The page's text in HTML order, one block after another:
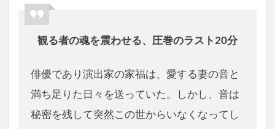
観る者の魂を震わせる、圧巻のラスト20分
俳優であり演出家の家福は、愛する妻の音と
満ち足りた日々を送っていた。しかし、音は
秘密を残して突然この世からいなくなってし